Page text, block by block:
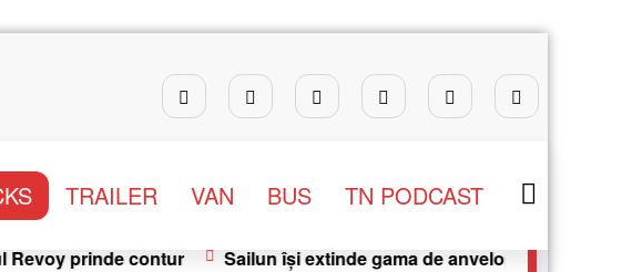
TRAILER VAN BUS TN PODCAST
contur Sailun își extinde gama de anvelope pentru camioane